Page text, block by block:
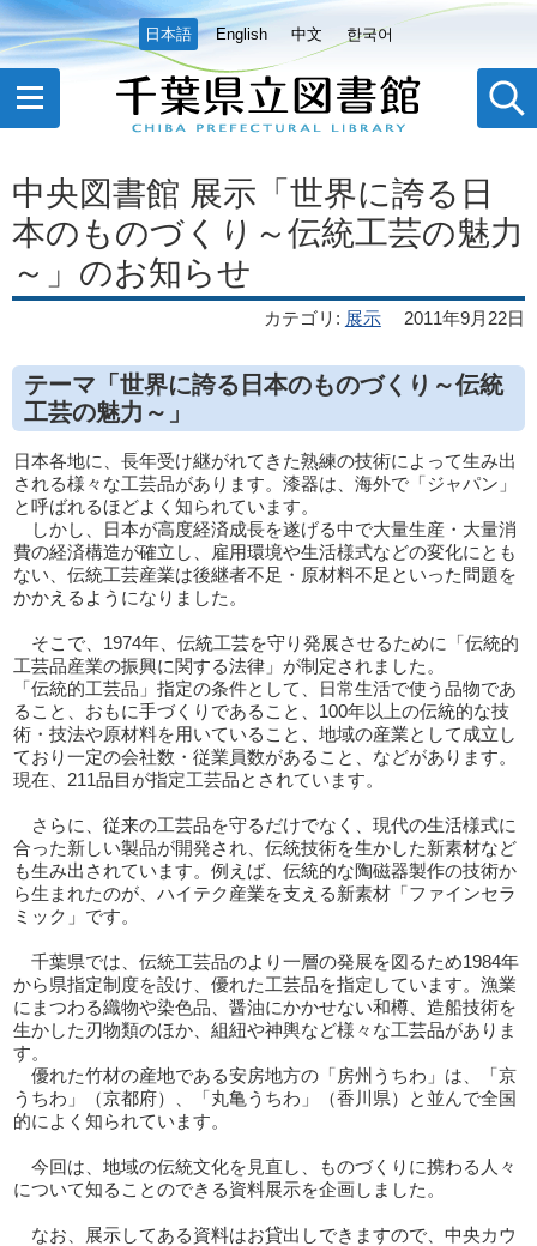
日本語 English 中文 한국어
中央図書館 展示「世界に誇る日
本のものづくり～伝統工芸の魅力
～」のお知らせ
カテゴリ : 展示 2011年9月22日
テーマ「世界に誇る日本のものづくり～伝統
工芸の魅力～」
日本各地に、長年受け継がれてきた熟練の技術によって生み出
される様々な工芸品があります。漆器は、海外で「ジャパン」
と呼ばれるほどよく知られています。
しかし、日本が高度経済成長を遂げる中で大量生産・大量消
費の経済構造が確立し、雇用環境や生活様式などの変化にとも
ない、伝統工芸産業は後継者不足・原材料不足といった問題を
かかえるようになりました。
そこで、1974年、伝統工芸を守り発展させるために「伝統的
工芸品産業の振興に関する法律」が制定されました。
「伝統的工芸品」指定の条件として、日常生活で使う品物であ
ること、おもに手づくりであること、100年以上の伝統的な技
術・技法や原材料を用いていること、地域の産業として成立し
ており一定の会社数・従業員数があること、などがあります。
現在、211品目が指定工芸品とされています。
さらに、従来の工芸品を守るだけでなく、現代の生活様式に
合った新しい製品が開発され、伝統技術を生かした新素材など
も生み出されています。例えば、伝統的な陶磁器製作の技術か
ら生まれたのが、ハイテク産業を支える新素材「ファインセラ
ミック」です。
千葉県では、伝統工芸品のより一層の発展を図るため1984年
から県指定制度を設け、優れた工芸品を指定しています。漁業
にまつわる織物や染色品、醤油にかかせない和樽、造船技術を
生かした刃物類のほか、組紐や神輿など様々な工芸品がありま
す。
優れた竹材の産地である安房地方の「房州うちわ」は、「京
うちわ」（京都府）、「丸亀うちわ」（香川県）と並んで全国
的によく知られています。
今回は、地域の伝統文化を見直し、ものづくりに携わる人々
について知ることのできる資料展示を企画しました。
なお、展示してある資料はお貸出しできますので、中央カウ